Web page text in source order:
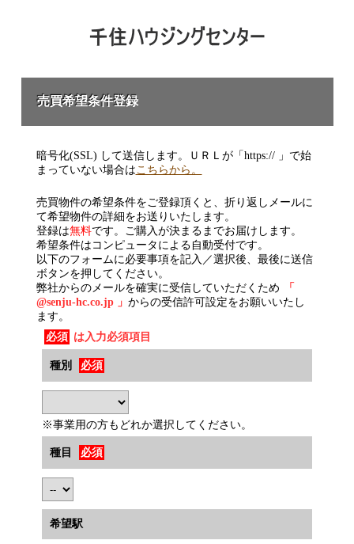
売買希望条件登録
暗号化(SSL) して送信します。ＵＲＬが「https:// 」で始
まっていない場合はこちらから。
売買物件の希望条件をご登録頂くと、折り返しメールに
て希望物件の詳細をお送りいたします。
登録は無料です。ご購入が決まるまでお届けします。
希望条件はコンピュータによる自動受付です。
以下のフォームに必要事項を記入／選択後、最後に送信
ボタンを押してください。
弊社からのメールを確実に受信していただくため
「
@senju-hc.co.jp 」 からの受信許可設定をお願いいたし
ます。
必須 は入力必須項目
種別 必須
※事業用の方もどれか選択してください。
種目 必須
希望駅